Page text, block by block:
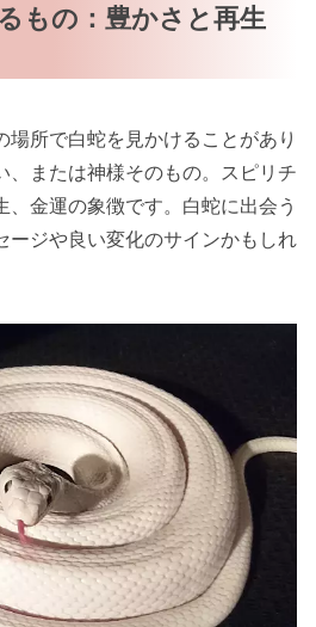
もの：豊かさと再生
所で白蛇を見かけることがあり
、または神様そのもの。スピリチ
、金運の象徴です。白蛇に出会う
ージや良い変化のサインかもしれ